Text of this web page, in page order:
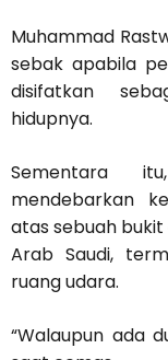
Muhammad
sebak apabila
disifatkan
hidupnya.
Sementara
mendebarkan
atas sebuah
Arab Saudi,
ruang udara.
“Walaupun ada